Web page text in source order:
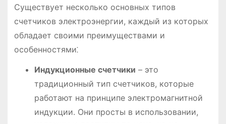
Существует несколько основных типов
счетчиков электроэнергии, каждый из которых
обладает своими преимуществами и
особенностями⁚
Индукционные счетчики – это
традиционный тип счетчиков, которые
работают на принципе электромагнитной
индукции. Они просты в использовании,